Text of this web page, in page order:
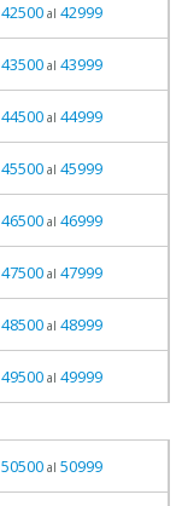
42500al 42999
43500al 43999
44500al 44999
45500al 45999
46500al 46999
47500al 47999
48500al 48999
49500al 49999
50500al 50999